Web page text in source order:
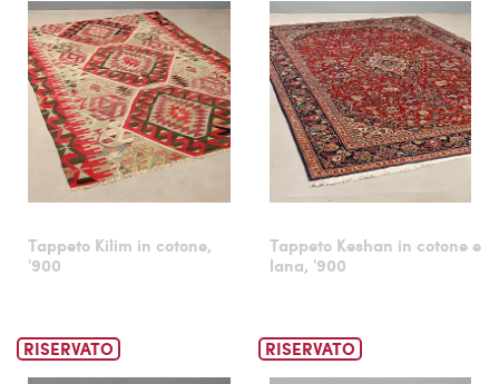
Tappeto Kilim in cotone,
'900
Tappeto Keshan in cotone e
lana, '900
RISERVATO RISERVATO